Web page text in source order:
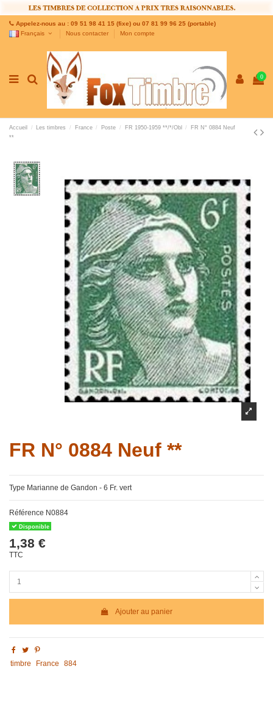
Appelez-nous au : 09 51 98 41 15 (fixe) ou 07 81 99 96 25 (portable)
Français
Nous contacter Mon compte
0
Accueil Les timbres France Poste FR 1950-1959 **/*/Obl
FR N° 0884 Neuf
**
FR N° 0884 Neuf **
Type Marianne de Gandon - 6 Fr. vert
Référence N0884
Disponible
1,38 €
TTC
Ajouter au panier
timbre France 884